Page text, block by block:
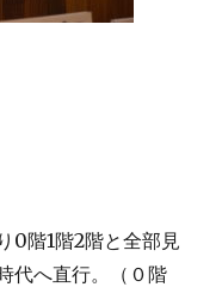
0階1階2階と全部見
代へ直行。（０階